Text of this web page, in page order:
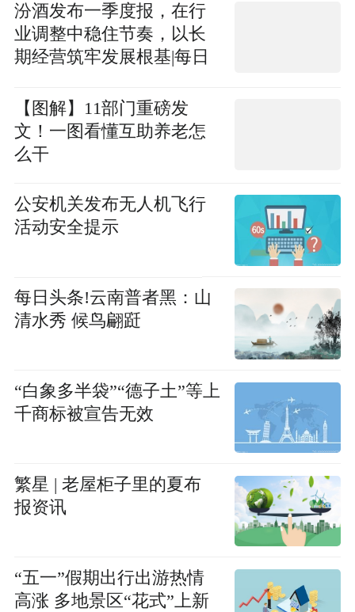
汾酒发布一季度报，在行
业调整中稳住节奏，以长
期经营筑牢发展根基|每日
【图解】11部门重磅发
文！一图看懂互助养老怎
么干
公安机关发布无人机飞行
活动安全提示
每日头条!云南普者黑：山
清水秀 候鸟翩跹
“白象多半袋”“德子土”等上
千商标被宣告无效
繁星 | 老屋柜子里的夏布
报资讯
“五一”假期出行出游热情
高涨 多地景区“花式”上新